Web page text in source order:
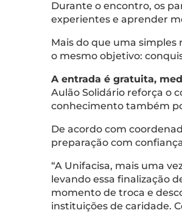
Durante o encontro, os
experientes e aprender
Mais do que uma
o mesmo objetivo:
A entrada é gratuita,
Aulão Solidário reforça o
conhecimento também
De acordo com
preparação com
“A Unifacisa, mais uma
levando essa finalização
momento de troca e
instituições de caridade.